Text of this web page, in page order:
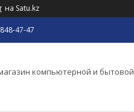
на Satu.kz
47-47
компьютерной и бытовой